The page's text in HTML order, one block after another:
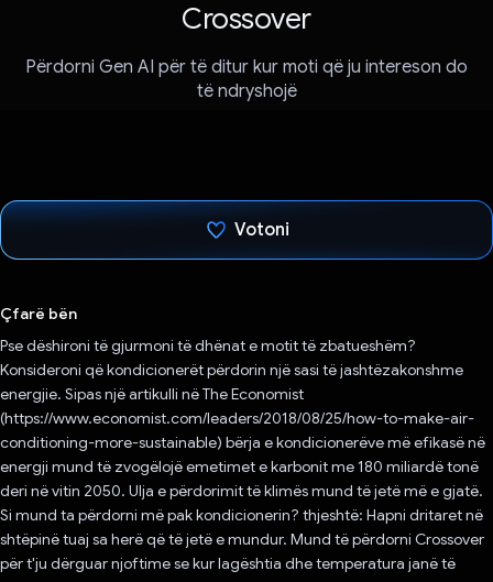
Crossover
Përdorni Gen AI për të ditur kur moti që ju intereson do
të ndryshojë
Votoni
Çfarë bën
Pse dëshironi të gjurmoni të dhënat e motit të zbatueshëm?
Konsideroni që kondicionerët përdorin një sasi të jashtëzakonshme
energjie. Sipas një artikulli në The Economist
(https://www.economist.com/leaders/2018/08/25/how-to-make-air-
conditioning-more-sustainable) bërja e kondicionerëve më efikasë në
energji mund të zvogëlojë emetimet e karbonit me 180 miliardë tonë
deri në vitin 2050. Ulja e përdorimit të klimës mund të jetë më e gjatë.
Si mund ta përdorni më pak kondicionerin? thjeshtë: Hapni dritaret në
shtëpinë tuaj sa herë që të jetë e mundur. Mund të përdorni Crossover
për t'ju dërguar njoftime se kur lagështia dhe temperatura janë të